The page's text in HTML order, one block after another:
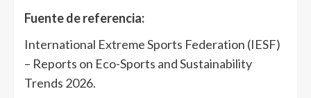
Fuente de referencia:
International Extreme Sports Federation (IESF)
– Reports on Eco-Sports and Sustainability
Trends 2026.